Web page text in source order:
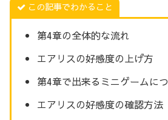
この記事でわかること
第4章の全体的な流れ
エアリスの好感度の上げ方
第4章で出来るミニゲームに
エアリスの好感度の確認方法